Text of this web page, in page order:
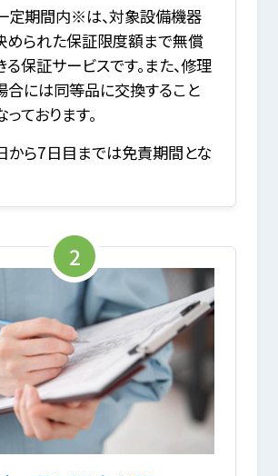
定期間内※は、対象設備機器
められた保証限度額まで無償
保証サービスです。また、修理
合には同等品に交換すること
ております。
から7日目までは免責期間とな
2